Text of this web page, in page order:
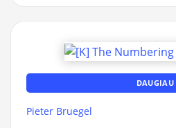
DAUGIAU
Pieter Bruegel